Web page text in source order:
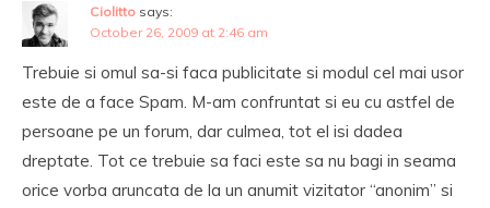
Ciolitto says:
October 26, 2009 at 2:46 am
Trebuie si omul sa-si faca publicitate si modul cel mai usor
este de a face Spam. M-am confruntat si eu cu astfel de
persoane pe un forum, dar culmea, tot el isi dadea
dreptate. Tot ce trebuie sa faci este sa nu bagi in seama
orice vorba aruncata de la un anumit vizitator “anonim” si